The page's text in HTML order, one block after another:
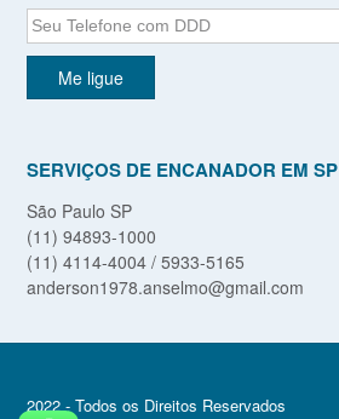
SERVIÇOS DE ENCANADOR EM SP
São Paulo SP
(11) 94893-1000
(11) 4114-4004 / 5933-5165
anderson1978.anselmo@gmail.com
2022 - Todos os Direitos Reservados